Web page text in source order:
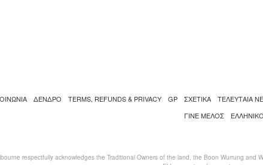
ΔΕΝΔΡΟ TERMS, REFUNDS & PRIVACY GP ΣΧΕΤΙΚΑ ΤΕΛΕΥΤΑΙΑ
ΓΙΝΕ ΜΕΛΟΣ
respectfully acknowledges the Traditional Owners of the land, the Boon Wurrung and